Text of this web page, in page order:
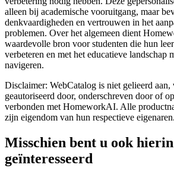
alleen bij academische vooruitgang, maar
denkvaardigheden en vertrouwen in het
problemen. Over het algemeen dient
waardevolle bron voor studenten die hun
verbeteren en met het educatieve landschap
navigeren.
Disclaimer: WebCatalog is niet gelieerd aan,
geautoriseerd door, onderschreven door of
verbonden met HomeworkAI. Alle
zijn eigendom van hun respectieve eigenaren.
Misschien bent u ook hierin
geïnteresseerd